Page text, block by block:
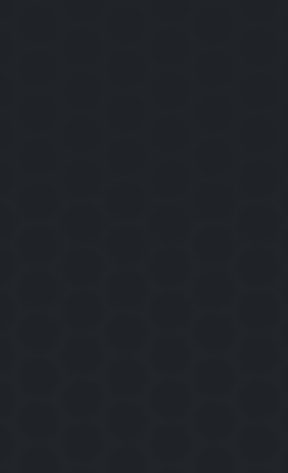
Montajı
& Mobilya İmalatı
Doğrama Ustası
Cephe Kaplama Ustası
Çıtası Ustası